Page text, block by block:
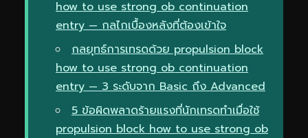
how to use strong ob continuation
entry — กลไกเบื้องหลังที่ต้องเข้าใจ
กลยุทธ์การเทรดด้วย propulsion block
how to use strong ob continuation
entry — 3 ระดับจาก Basic ถึง Advanced
5 ข้อผิดพลาดร้ายแรงที่นักเทรดทำเมื่อใช้
propulsion block how to use strong ob